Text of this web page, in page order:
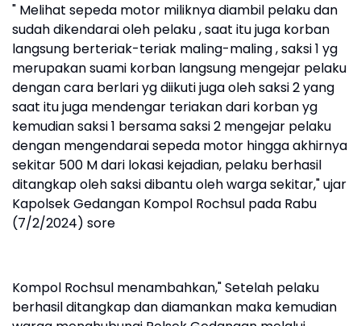
" Melihat sepeda motor miliknya diambil pelaku dan
sudah dikendarai oleh pelaku , saat itu juga korban
langsung berteriak-teriak maling-maling , saksi 1 yg
merupakan suami korban langsung mengejar pelaku
dengan cara berlari yg diikuti juga oleh saksi 2 yang
saat itu juga mendengar teriakan dari korban yg
kemudian saksi 1 bersama saksi 2 mengejar pelaku
dengan mengendarai sepeda motor hingga akhirnya
sekitar 500 M dari lokasi kejadian, pelaku berhasil
ditangkap oleh saksi dibantu oleh warga sekitar," ujar
Kapolsek Gedangan Kompol Rochsul pada Rabu
(7/2/2024) sore
Kompol Rochsul menambahkan," Setelah pelaku
berhasil ditangkap dan diamankan maka kemudian